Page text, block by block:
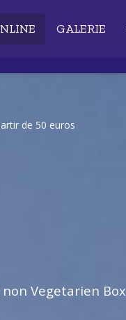
GALERIE
de 50 euros
Vegetarien Box